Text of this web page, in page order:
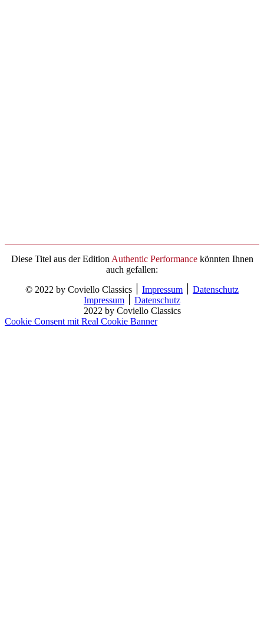
Diese Titel aus der Edition Authentic Performancekönnten Ihnen
auch gefallen:
Impressum
Datenschutz
Impressum
Datenschutz
2022 by Coviello Classics
Cookie Consent mit Real Cookie Banner